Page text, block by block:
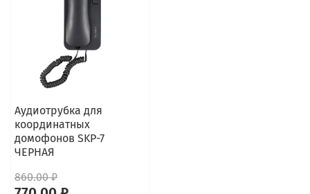
Аудиотрубка для
координатных
домофонов SKP-7
ЧЕРНАЯ
860.00 ₽